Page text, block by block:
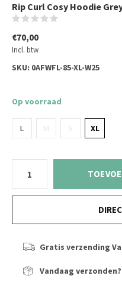
Rip Curl Cosy Hoodie
€70,00
Incl. btw
SKU: 0AFWFL-85-XL-W25
Op voorraad
L M S XL
Gratis verzending
Vandaag verzonden?